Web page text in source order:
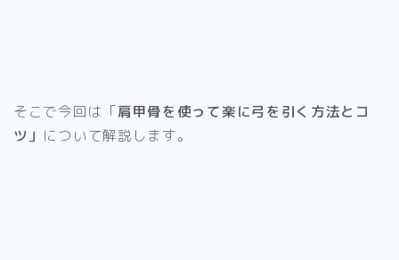
そこで今回は「肩甲骨を使って楽に弓を引く方法とコ
ツ」 について解説します。